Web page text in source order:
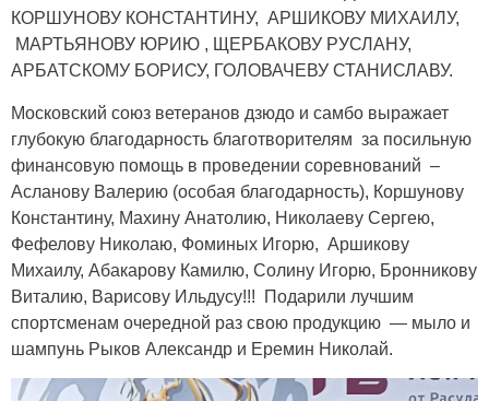
КОРШУНОВУ КОНСТАНТИНУ, АРШИКОВУ МИХАИЛУ,
МАРТЬЯНОВУ ЮРИЮ , ЩЕРБАКОВУ РУСЛАНУ,
АРБАТСКОМУ БОРИСУ, ГОЛОВАЧЕВУ СТАНИСЛАВУ.
Московский союз ветеранов дзюдо и самбо выражает
глубокую благодарность благотворителям за посильную
финансовую помощь в проведении соревнований –
Асланову Валерию (особая благодарность), Коршунову
Константину, Махину Анатолию, Николаеву Сергею,
Фефелову Николаю, Фоминых Игорю, Аршикову
Михаилу, Абакарову Камилю, Солину Игорю, Бронникову
Виталию, Варисову Ильдусу!!! Подарили лучшим
спортсменам очередной раз свою продукцию — мыло и
шампунь Рыков Александр и Еремин Николай.